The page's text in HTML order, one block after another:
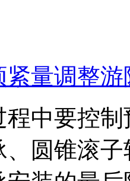
量调整
中要控
、圆锥滚